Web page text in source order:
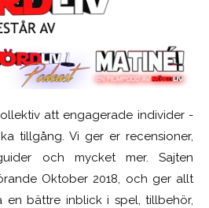
att engagerade individer -
tillgång. Vi ger er recensioner,
och mycket mer. Sajten
Oktober 2018, och ger allt
bättre inblick i spel, tillbehör,